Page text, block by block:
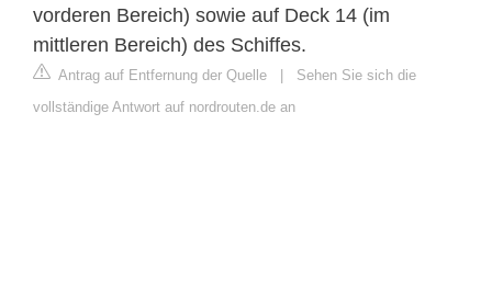
vorderen Bereich) sowie auf Deck 14 (im
mittleren Bereich) des Schiffes.
Antrag auf Entfernung der Quelle
Sehen Sie sich die
vollständige Antwort auf nordrouten.de an